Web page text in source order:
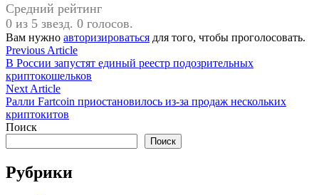
Средний рейтинг
0 из 5 звезд. 0 голосов.
Вам нужно авторизироваться для того, чтобы проголосовать.
Навигация
по
записям
Previous ArticlePrevious
article:
В России запустят единый реестр подозрительных
криптокошельков
Next ArticleNext
article:
Ралли Fartcoin приостановилось из-за продаж нескольких
криптокитов
Поиск
Поиск
Рубрики